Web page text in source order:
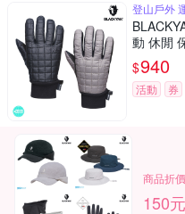
登山戶外
動 休閒
NAN09
$940
活動 券
商品折
150元